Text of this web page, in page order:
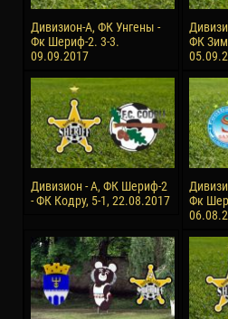
Дивизион-А, ФК Унгены -
Фк Шериф-2. 3-3.
09.09.2017
ФК
Дивизион - А, ФК Шериф-2
- ФК Кодру, 5-1, 22.08.2017
Фк